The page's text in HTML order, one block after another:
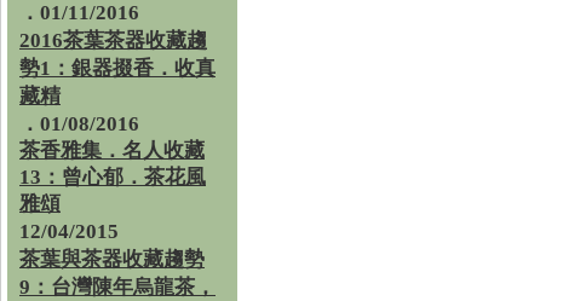
．01/11/2016
2016茶葉茶器收藏趨
勢1：銀器掇香．收真
藏精
．01/08/2016
茶香雅集 ． 名人收藏
13：曾心郁．茶花風
雅頌
12/04/2015
茶葉與茶器收藏趨勢
9：台灣陳年烏龍茶，